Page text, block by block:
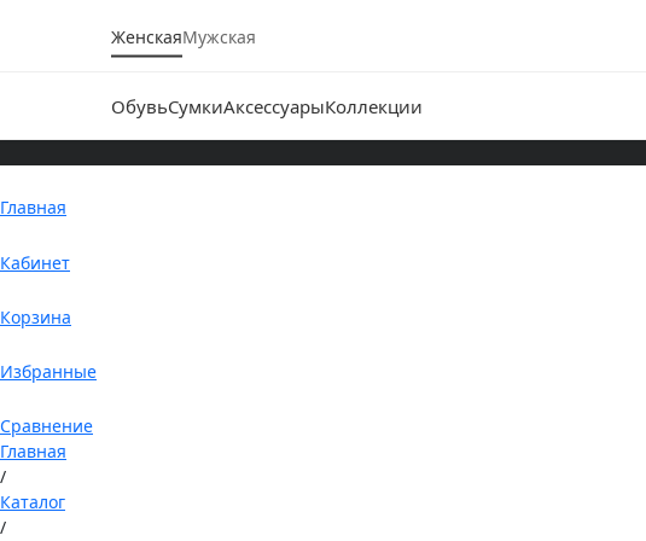
ЖенскаяМужская
ОбувьСумкиАксессуарыКоллекции
Главная
Кабинет
Корзина
Избранные
Сравнение
Главная
/
Каталог
/